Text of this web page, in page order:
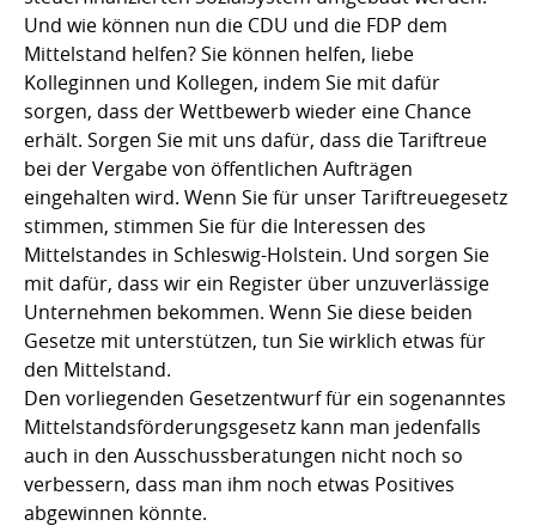
Und wie können nun die CDU und die FDP dem
Mittelstand helfen? Sie können helfen, liebe
Kolleginnen und Kollegen, indem Sie mit dafür
sorgen, dass der Wettbewerb wieder eine Chance
erhält. Sorgen Sie mit uns dafür, dass die Tariftreue
bei der Vergabe von öffentlichen Aufträgen
eingehalten wird. Wenn Sie für unser Tariftreuegesetz
stimmen, stimmen Sie für die Interessen des
Mittelstandes in Schleswig-Holstein. Und sorgen Sie
mit dafür, dass wir ein Register über unzuverlässige
Unternehmen bekommen. Wenn Sie diese beiden
Gesetze mit unterstützen, tun Sie wirklich etwas für
den Mittelstand.
Den vorliegenden Gesetzentwurf für ein sogenanntes
Mittelstandsförderungsgesetz kann man jedenfalls
auch in den Ausschussberatungen nicht noch so
verbessern, dass man ihm noch etwas Positives
abgewinnen könnte.